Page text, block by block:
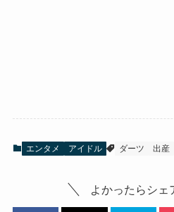
エンタメ アイドル ダーツ 出産
よかったらシェ